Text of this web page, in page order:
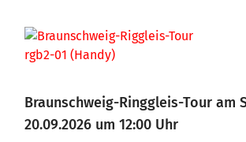
Braunschweig-Ringgleis-Tour am
20.09.2026 um 12:00 Uhr